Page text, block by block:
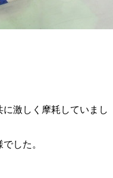
激しく摩耗していまし
した。